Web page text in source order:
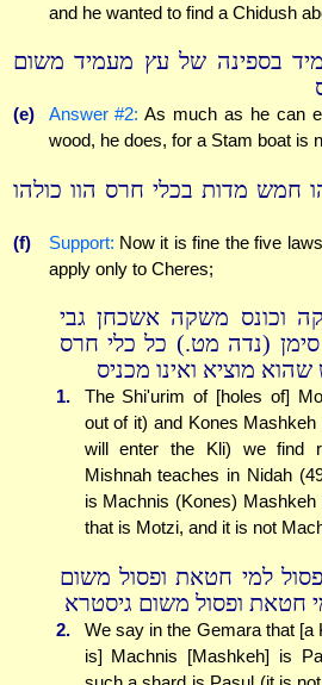
and he wanted to find a Chidush
בספינה של עץ מעמיד משום
(e) Answer #2: As much as he can
wood, he does, for a Stam boat is
חמש מדות בכלי חרס הוו כולהו
(f) Support: Now it is fine the five
apply only to Cheres;
וכונס משקה אשכחן גבי
(נדה מט.) כל כלי חרס
מוציא ואינו מכניס
1.
The Shi'urim of [holes of]
out of it) and Kones
will enter the Kli) we find
Mishnah teaches in Nidah
is Machnis (Kones)
that is Motzi, and it is not
למי חטאת ופסול משום
חטאת ופסול משום גיסטרא
2.
We say in the Gemara that [a
is] Machnis [Mashkeh] is